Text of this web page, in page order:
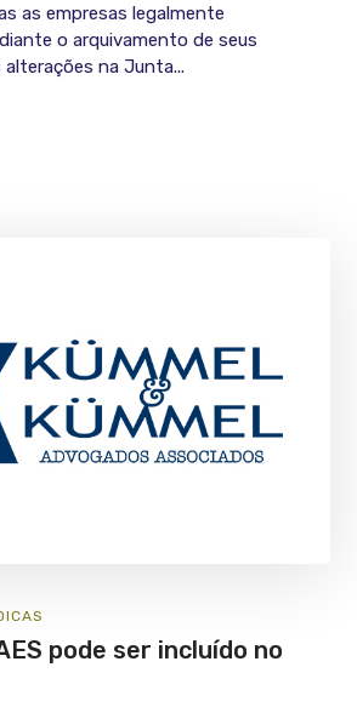
as empresas legalmente
o arquivamento de seus
na Junta...
pode ser incluído no